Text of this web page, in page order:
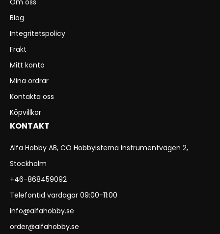
Om oss
Blog
Integritetspolicy
Frakt
Mitt konto
Mina ordrar
Kontakta oss
Köpvillkor
KONTAKT
Alfa Hobby AB, CO Hobbyisterna Instrumentvägen 2,
Stockholm
+46-868459092
Telefontid vardagar 09:00-11:00
info@alfahobby.se
order@alfahobby.se